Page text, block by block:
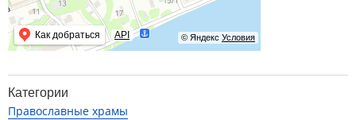
© Яндекс Условия
Как добраться API
Категории
Православные храмы